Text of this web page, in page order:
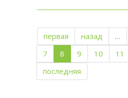
первая назад …
7
8 9 10 11
последняя